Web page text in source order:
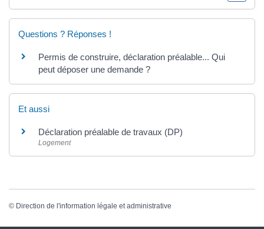
Questions ? Réponses !
Permis de construire, déclaration préalable... Qui
peut déposer une demande ?
Et aussi
Déclaration préalable de travaux (DP)
Logement
© Direction de l'information légale et administrative